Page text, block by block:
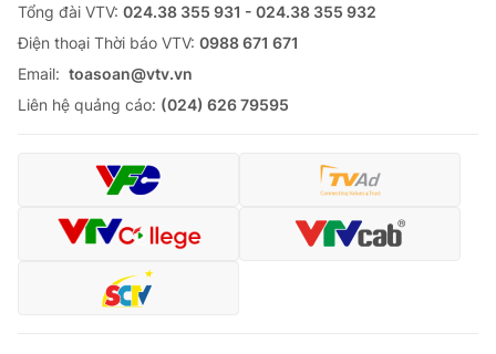
Tổng đài VTV: 024.38 355 931 - 024.38 355 932
Ðiện thoại Thời báo VTV: 0988 671 671
Email: toasoan@vtv.vn
Liên hệ quảng cáo: (024) 626 79595